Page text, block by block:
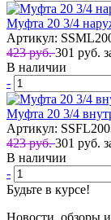
Муфта 20 3/4
Артикул:
423 руб.301 руб.
В наличии
-
Муфта 20 3/4
Артикул:
423 руб.301 руб.
В наличии
-
Будьте в курсе!
Новости, обзоры